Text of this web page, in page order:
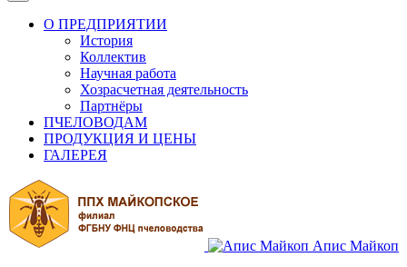
О ПРЕДПРИЯТИИ
История
Коллектив
Научная работа
Хозрасчетная деятельность
Партнёры
ПЧЕЛОВОДАМ
ПРОДУКЦИЯ И ЦЕНЫ
ГАЛЕРЕЯ
Апис Майкоп